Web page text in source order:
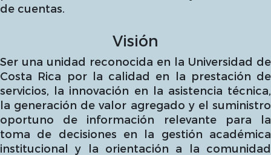
de cuentas.
Visión
Ser una unidad reconocida en la Universidad de
Costa Rica por la calidad en la prestación de
servicios, la innovación en la asistencia técnica,
la generación de valor agregado y el suministro
oportuno de información relevante para la
toma de decisiones en la gestión académica
institucional y la orientación a la comunidad